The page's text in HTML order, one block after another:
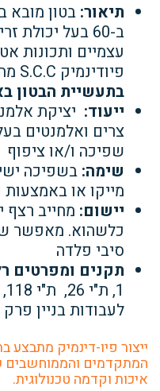
תיאור:
ב-60 בעל
עצמיים ותכונות
פיודינמיק S.C.C מהווה
בתעשיית הבטון
ייעוד: יציקת
צרים ואלמנטים
שפיכה ו/או ציפוף
שימה: בשפיכה
מייקו או
יישום: מחייב רצף
כלשהוא. מאפשר
סיבי פלדה
תקנים ומפרטים
1, ת"י 26,
ת"י 118,
לעבודות בניין פרק 02.
ייצור פיו-דינמיק מתבצע
המתקדמים והממוחשבים
איכות וקדמה טכנולוגית.